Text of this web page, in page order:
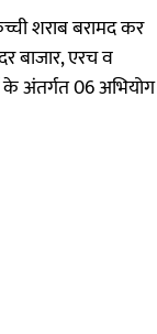
शराब बरामद कर
बाजार, एरच व
अंतर्गत 06 अभियोग